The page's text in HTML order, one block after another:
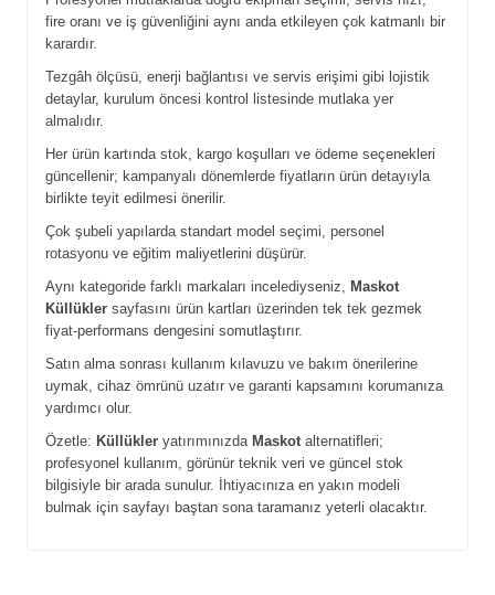
fire oranı ve iş güvenliğini aynı anda etkileyen çok katmanlı bir
karardır.
Tezgâh ölçüsü, enerji bağlantısı ve servis erişimi gibi lojistik
detaylar, kurulum öncesi kontrol listesinde mutlaka yer
almalıdır.
Her ürün kartında stok, kargo koşulları ve ödeme seçenekleri
güncellenir; kampanyalı dönemlerde fiyatların ürün detayıyla
birlikte teyit edilmesi önerilir.
Çok şubeli yapılarda standart model seçimi, personel
rotasyonu ve eğitim maliyetlerini düşürür.
Aynı kategoride farklı markaları incelediyseniz, Maskot
Küllüklersayfasını ürün kartları üzerinden tek tek gezmek
fiyat-performans dengesini somutlaştırır.
Satın alma sonrası kullanım kılavuzu ve bakım önerilerine
uymak, cihaz ömrünü uzatır ve garanti kapsamını korumanıza
yardımcı olur.
Özetle: Küllükleryatırımınızda Maskotalternatifleri;
profesyonel kullanım, görünür teknik veri ve güncel stok
bilgisiyle bir arada sunulur. İhtiyacınıza en yakın modeli
bulmak için sayfayı baştan sona taramanız yeterli olacaktır.